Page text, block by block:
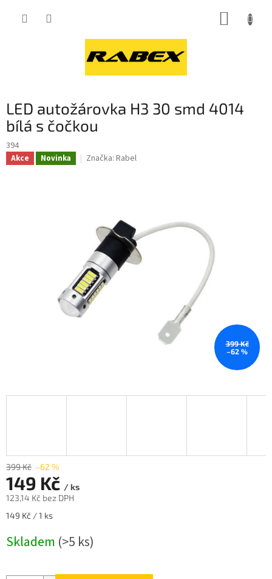
LED autožárovka H3 30 smd 4014
bílá s čočkou
394
Akce Novinka Značka: Rabel
399 Kč
–62 %
399 Kč –62 %
149 Kč / ks
123,14 Kč bez DPH
Měrná
149 Kč / 1 ks
Skladem (>5 ks)